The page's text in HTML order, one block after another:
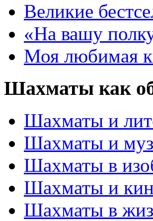
Великие
«На вашу
Моя любимая
Шахматы как
Шахматы и
Шахматы и
Шахматы в
Шахматы и
Шахматы в